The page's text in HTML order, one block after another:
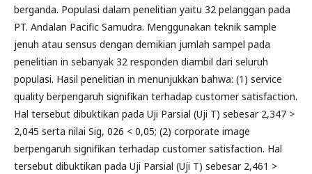
berganda. Populasi dalam penelitian yaitu 32 pelanggan pada
PT. Andalan Pacific Samudra. Menggunakan teknik sample
jenuh atau sensus dengan demikian jumlah sampel pada
penelitian in sebanyak 32 responden diambil dari seluruh
populasi. Hasil penelitian in menunjukkan bahwa: (1) service
quality berpengaruh signifikan terhadap customer satisfaction.
Hal tersebut dibuktikan pada Uji Parsial (Uji T) sebesar 2,347 >
2,045 serta nilai Sig, 026 < 0,05; (2) corporate image
berpengaruh signifikan terhadap customer satisfaction. Hal
tersebut dibuktikan pada Uji Parsial (Uji T) sebesar 2,461 >